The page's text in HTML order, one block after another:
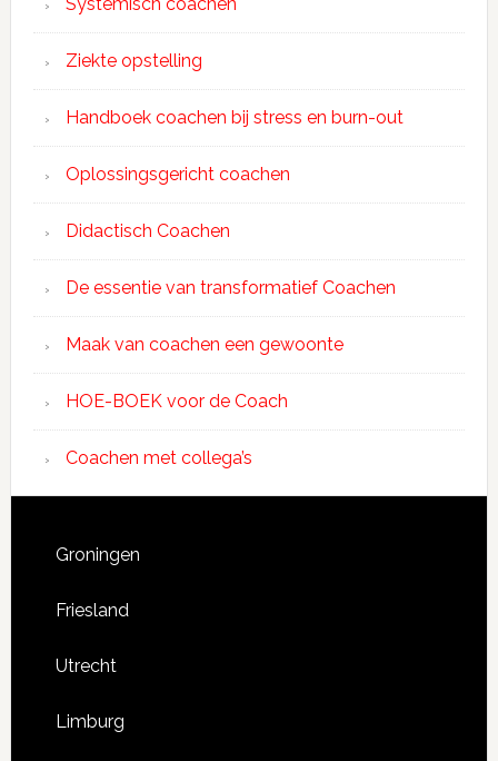
Ziekte opstelling
Handboek coachen bij stress en burn-out
Oplossingsgericht coachen
Didactisch Coachen
De essentie van transformatief Coachen
Maak van coachen een gewoonte
HOE-BOEK voor de Coach
Coachen met collega’s
Groningen
Friesland
Utrecht
Limburg